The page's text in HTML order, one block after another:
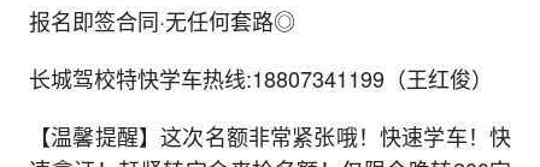
报名即签合同·无任何套路◎
长城驾校特快学车热线:18807341199（王红俊）
【温馨提醒】这次名额非常紧张哦！快速学车！快